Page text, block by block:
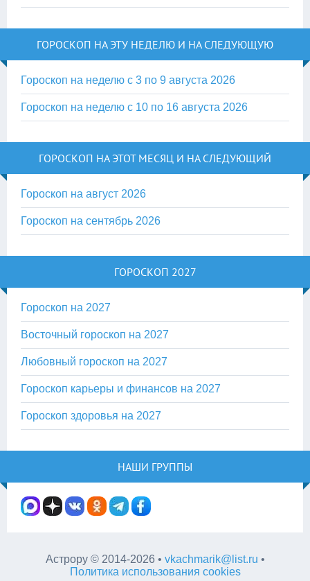
ГОРОСКОП НА ЭТУ НЕДЕЛЮ И НА СЛЕДУЮЩУЮ
Гороскоп на неделю с 3 по 9 августа 2026
Гороскоп на неделю с 10 по 16 августа 2026
ГОРОСКОП НА ЭТОТ МЕСЯЦ И НА СЛЕДУЮЩИЙ
Гороскоп на август 2026
Гороскоп на сентябрь 2026
ГОРОСКОП 2027
Гороскоп на 2027
Восточный гороскоп на 2027
Любовный гороскоп на 2027
Гороскоп карьеры и финансов на 2027
Гороскоп здоровья на 2027
НАШИ ГРУППЫ
Астрору ©2014-2026 • vkachmarik@list.ru •
Политика использования cookies